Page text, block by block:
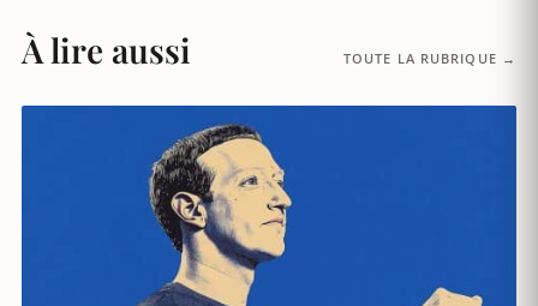
À lire aussi TOUTE LA RUBRIQUE →